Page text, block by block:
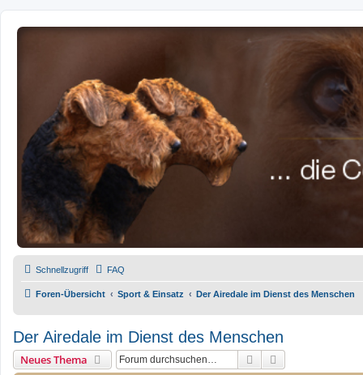
Schnellzugriff FAQ
Foren-Übersicht Sport & Einsatz Der Airedale im Dienst des Menschen
Der Airedale im Dienst des Menschen
Neues Thema Suche